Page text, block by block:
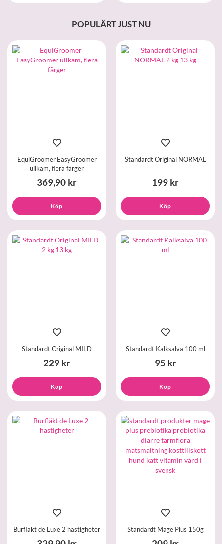
POPULÄRT JUST NU
EquiGroomer EasyGroomer
ullkam, flera färger
369,90 kr
Köp
Standardt Original NORMAL
199 kr
Köp
Standardt Original MILD
229 kr
Köp
Standardt Kalksalva 100 ml
95 kr
Köp
Burfläkt de Luxe 2 hastigheter Standardt Mage Plus 150g